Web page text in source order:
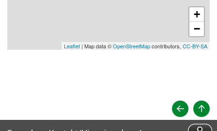
+
−
Leaflet | Map data ©OpenStreetMapcontributors, CC-BY-SA